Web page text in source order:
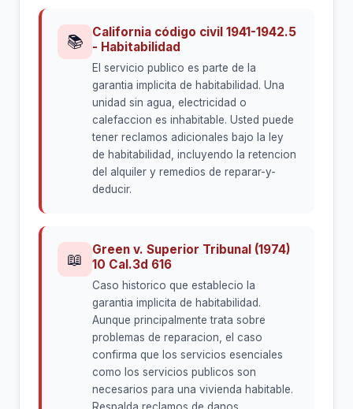
📚
California código civil 1941-1942.5
- Habitabilidad
El servicio publico es parte de la
garantia implicita de habitabilidad. Una
unidad sin agua, electricidad o
calefaccion es inhabitable. Usted puede
tener reclamos adicionales bajo la ley
de habitabilidad, incluyendo la retencion
del alquiler y remedios de reparar-y-
deducir.
📖
Green v. Superior Tribunal (1974)
10 Cal.3d 616
Caso historico que establecio la
garantia implicita de habitabilidad.
Aunque principalmente trata sobre
problemas de reparacion, el caso
confirma que los servicios esenciales
como los servicios publicos son
necesarios para una vivienda habitable.